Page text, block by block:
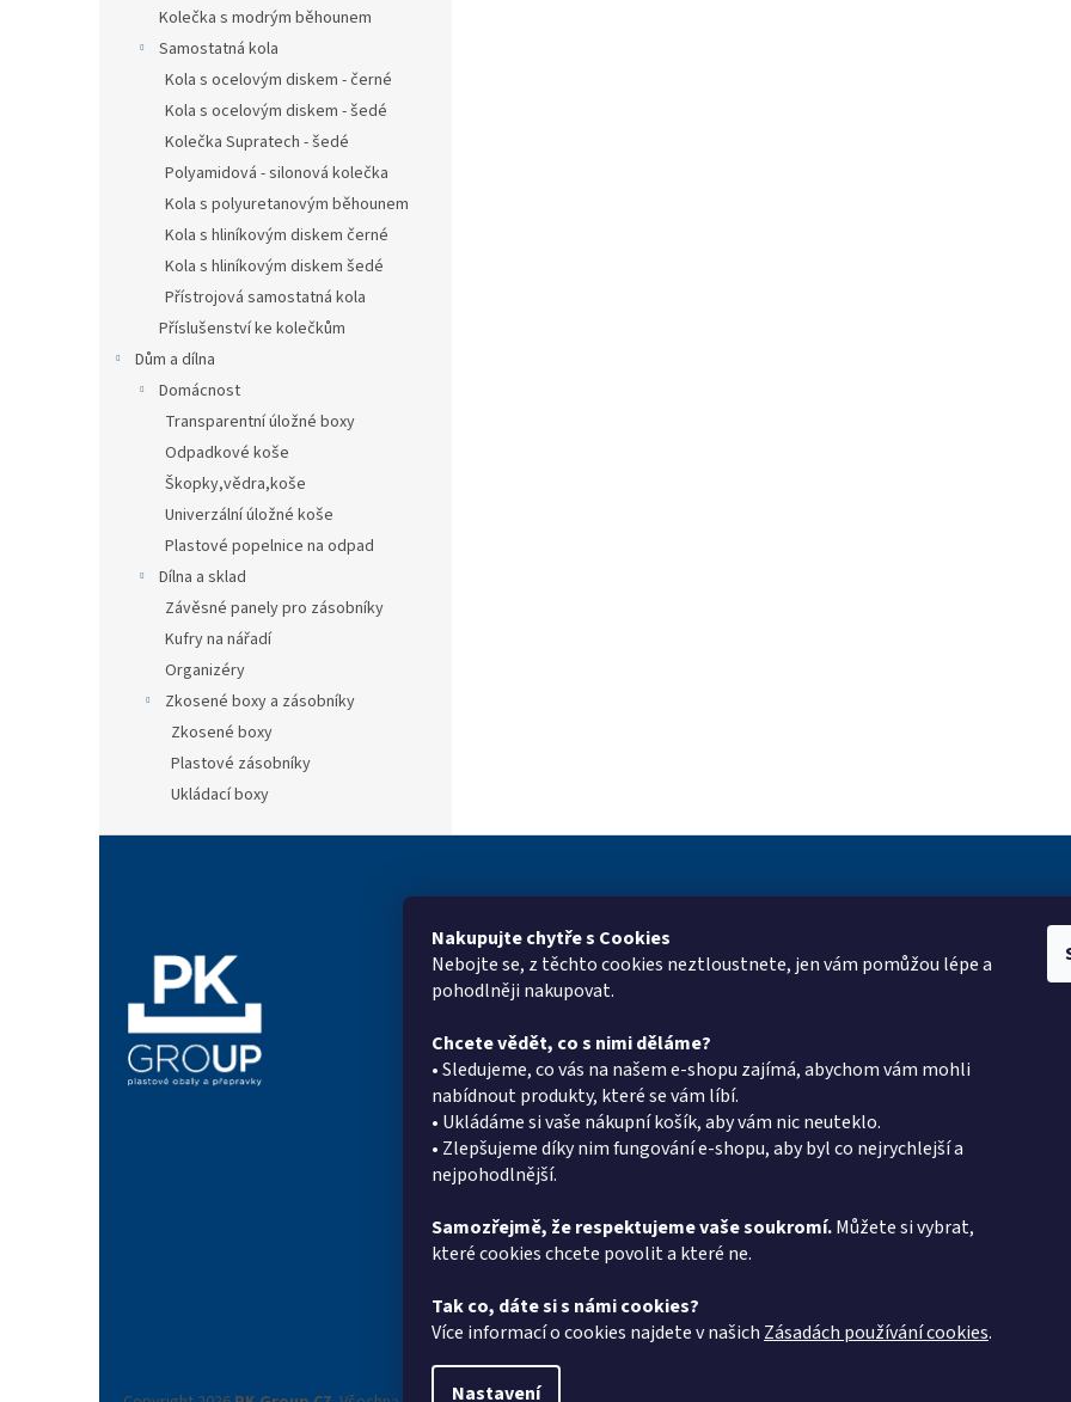
Nakupujte chytře s Cookies
Nebojte se, z těchto cookies neztloustnete, jen vám pomůžou lépe a
pohodlněji nakupovat.
Chcete vědět, co s nimi děláme?
• Sledujeme, co vás na našem e-shopu zajímá, abychom vám mohli
nabídnout produkty, které se vám líbí.
• Ukládáme si vaše nákupní košík, aby vám nic neuteklo.
• Zlepšujeme díky nim fungování e-shopu, aby byl co nejrychlejší a
nejpohodlnější.
Samozřejmě, že respektujeme vaše soukromí.Můžete si vybrat,
které cookies chcete povolit a které ne.
Tak co, dáte si s námi cookies?
Více informací o cookies najdete v našich Zásadách používání cookies.
Nastavení
Kolečka s modrým běhounem
Samostatná kola
Kola s ocelovým diskem - černé
Kola s ocelovým diskem - šedé
Kolečka Supratech - šedé
Polyamidová - silonová kolečka
Kola s polyuretanovým běhounem
Kola s hliníkovým diskem černé
Kola s hliníkovým diskem šedé
Přístrojová samostatná kola
Příslušenství ke kolečkům
Dům a dílna
Domácnost
Transparentní úložné boxy
Odpadkové koše
Škopky,vědra,koše
Univerzální úložné koše
Plastové popelnice na odpad
Dílna a sklad
Závěsné panely pro zásobníky
Kufry na nářadí
Organizéry
Zkosené boxy a zásobníky
Zkosené boxy
Plastové zásobníky
Ukládací boxy
Informace pro vás
On-line poptávka
Kontakty
Novinky
Doprava a platba - PK Group
Systém slev PK Group.cz
Obchodní podmínky
Podmínky ochrany osobních
Reklamační protokol
Kontakt